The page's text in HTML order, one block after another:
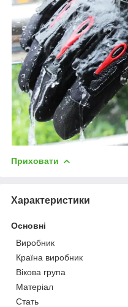
Приховати
Характеристики
Основні
Виробник
Країна виробник
Вікова група
Матеріал
Стать